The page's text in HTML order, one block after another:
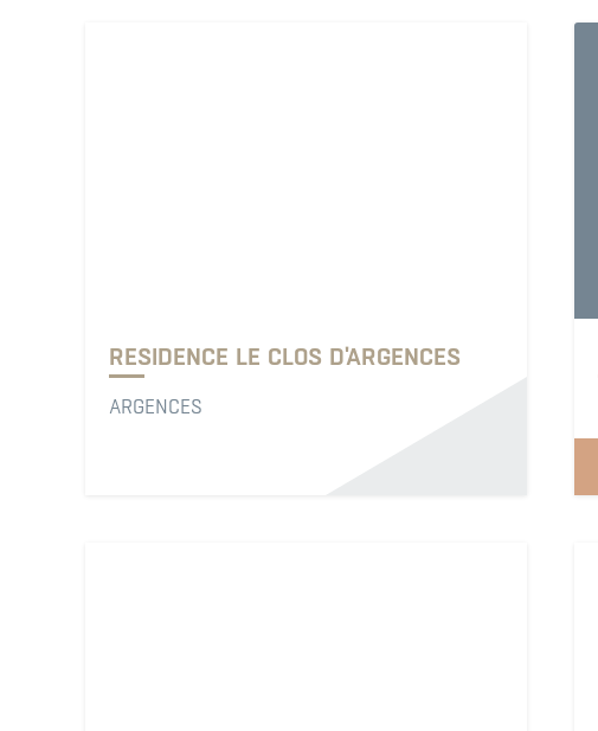
RESIDENCE LE CLOS D'ARGENCES
ARGENCES